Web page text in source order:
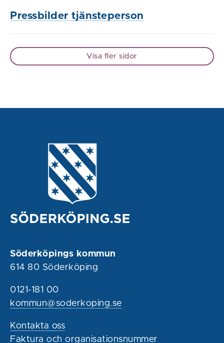
Pressbilder tjänsteperson
Visa fler sidor
Söderköpings kommun
614 80 Söderköping
0121-181 00
kommun@soderkoping.se
Kontakta oss
Faktura och organisationsnummer